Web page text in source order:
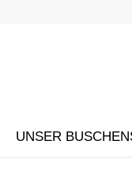
UNSER